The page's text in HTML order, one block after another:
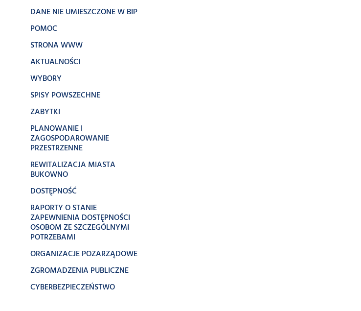
DANE NIE UMIESZCZONE W BIP
POMOC
STRONA WWW
AKTUALNOŚCI
WYBORY
SPISY POWSZECHNE
ZABYTKI
PLANOWANIE I
ZAGOSPODAROWANIE
PRZESTRZENNE
REWITALIZACJA MIASTA
BUKOWNO
DOSTĘPNOŚĆ
RAPORTY O STANIE
ZAPEWNIENIA DOSTĘPNOŚCI
OSOBOM ZE SZCZEGÓLNYMI
POTRZEBAMI
ORGANIZACJE POZARZĄDOWE
ZGROMADZENIA PUBLICZNE
CYBERBEZPIECZEŃSTWO